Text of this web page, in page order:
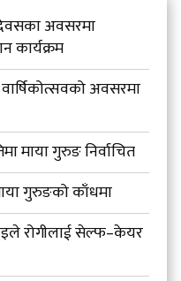
अवसरमा
कार्यक्रम
अवसरमा
माया गुरुङ निर्वाचित
गुरुङको काँधमा
रोगीलाई सेल्फ–केयर